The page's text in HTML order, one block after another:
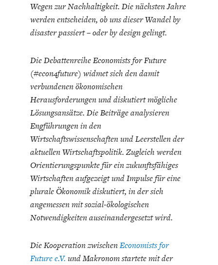
INDUSTRIEPOLITIK
CIRCULAR ECONOMY
ENERGIE & UMWELT
ENTWICKLUNGSPOLITIK
Wegen zur Nachhaltigkeit. Die nächsten Jahre
werden entscheiden, ob uns dieser Wandel by
disaster passiert – oder by design gelingt.
Die Debattenreihe Economists for Future
(#econ4future) widmet sich den damit
verbundenen ökonomischen
Herausforderungen und diskutiert mögliche
Lösungsansätze. Die Beiträge analysieren
Engführungen in den
Wirtschaftswissenschaften und Leerstellen der
aktuellen Wirtschaftspolitik. Zugleich werden
Orientierungspunkte für ein zukunftsfähiges
Wirtschaften aufgezeigt und Impulse für eine
plurale Ökonomik diskutiert, in der sich
angemessen mit sozial-ökologischen
Notwendigkeiten auseinandergesetzt wird.
Die Kooperation zwischenEconomists for
Future e.V. und Makronom startete mit der